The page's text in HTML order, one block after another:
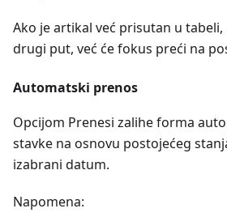
Ako je artikal već prisutan u
drugi put, već će fokus preći na
Automatski prenos
Opcijom Prenesi zalihe forma
stavke na osnovu postojećeg
izabrani datum.
Napomena: